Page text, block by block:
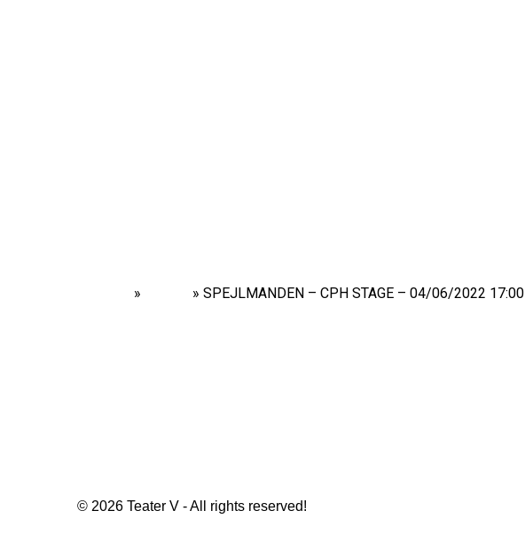
» » SPEJLMANDEN – CPH STAGE – 04/06/2022 17:00
© 2026 Teater V - All rights reserved!